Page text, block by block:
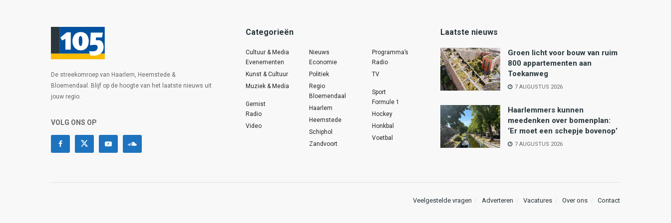
De streekomroep van Haarlem, Heemstede &
Bloemendaal. Blijf op de hoogte van het laatste nieuws uit
jouw regio.
VOLG ONS OP
Categorieën
Cultuur & Media
Evenementen
Kunst & Cultuur
Muziek & Media
Gemist
Radio
Video
Nieuws
Economie
Politiek
Regio
Bloemendaal
Haarlem
Heemstede
Schiphol
Zandvoort
Programma’s
Radio
TV
Sport
Formule 1
Hockey
Honkbal
Voetbal
Laatste nieuws
Groen licht voor bouw van ruim
800 appartementen aan
Toekanweg
7 AUGUSTUS 2026
Haarlemmers kunnen
meedenken over bomenplan:
‘Er moet een schepje bovenop’
7 AUGUSTUS 2026
Veelgestelde vragen Adverteren Vacatures Over ons Contact